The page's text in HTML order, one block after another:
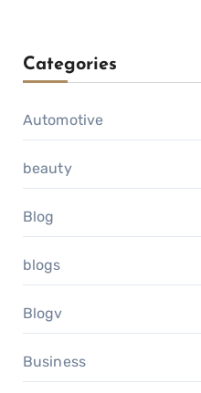
Categories
Automotive
beauty
Blog
blogs
Blogv
Business